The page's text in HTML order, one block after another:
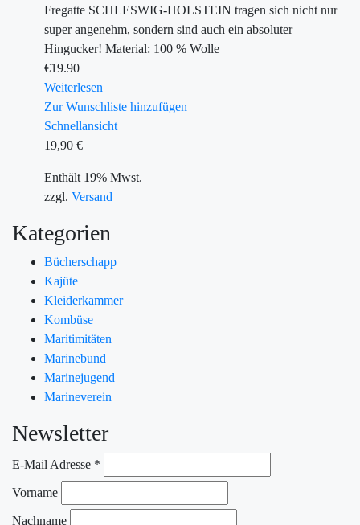
Fregatte SCHLESWIG-HOLSTEIN tragen sich nicht nur
super angenehm, sondern sind auch ein absoluter
Hingucker! Material: 100 % Wolle
€19.90
Weiterlesen
Zur Wunschliste hinzufügen
Schnellansicht
19,90 €
Enthält 19% Mwst.
zzgl. Versand
Kategorien
Bücherschapp
Kajüte
Kleiderkammer
Kombüse
Maritimitäten
Marinebund
Marinejugend
Marineverein
Newsletter
E-Mail Adresse *
Vorname
Nachname